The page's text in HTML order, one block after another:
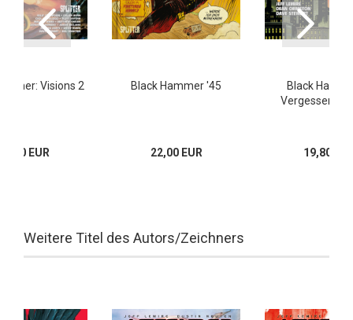
Visions 2
EUR
Black Hammer '45
22,00 EUR
Black
Vergessene
19,80
Weitere Titel des Autors/Zeichners